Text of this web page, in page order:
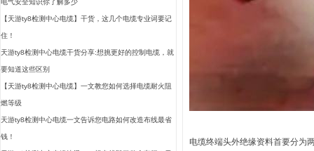
电气安全知识你了解多少
【天游ty8检测中心电缆】干货，这几个电缆专业词要记
住！
天游ty8检测中心电缆干货分享:想挑更好的控制电缆，就
要知道这些区别
【天游ty8检测中心电缆】一文教您如何选择电缆耐火阻
燃等级
天游ty8检测中心电缆一文告诉您电路如何改造布线最省
钱！
电缆终端头外绝缘资料首要分为